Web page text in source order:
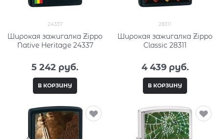
24337
Широкая зажигалка Zippo
Native Heritage 24337
5 242 руб.
В КОРЗИНУ
28311
Широкая зажигалка Zippo
Classic 28311
4 439 руб.
В КОРЗИНУ